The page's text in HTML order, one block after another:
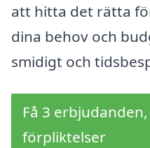
att hitta det rätta
dina behov och
smidigt och
Få 3
förpliktelser